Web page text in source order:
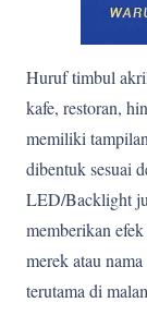
Huruf timbul
kafe, restoran,
memiliki
dibentuk sesuai
LED/Backlight
memberikan
merek atau
terutama di